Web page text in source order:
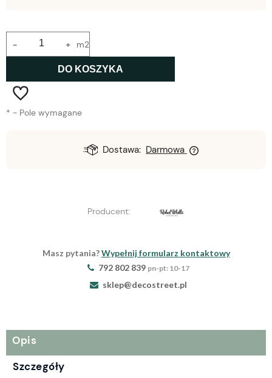
+
- m2
DO KOSZYKA
* - Pole wymagane
Dostawa: Darmowa
Producent:
Masz pytania?Wypełnij formularz kontaktowy
792 802 839 pn-pt: 10-17
sklep@decostreet.pl
Opis
Szczegóły